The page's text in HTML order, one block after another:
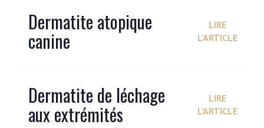
Dermatite atopique
canine
LIRE
L'ARTICLE
Dermatite de léchage
aux extrémités
LIRE
L'ARTICLE